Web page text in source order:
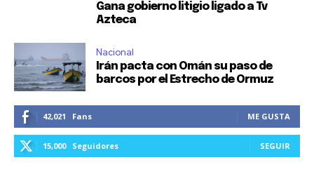
Gana gobierno litigio ligado a Tv
Azteca
Nacional
Irán pacta con Omán su paso de
barcos por el Estrecho de Ormuz
42,021 Fans ME GUSTA
15,000 Seguidores SEGUIR